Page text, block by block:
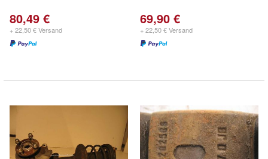
80,49 €
+ 22,50 € Versand
69,90 €
+ 22,50 € Versand